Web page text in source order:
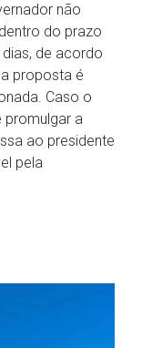
não
do prazo
de acordo
proposta é
Caso o
promulgar a
ao presidente
pela